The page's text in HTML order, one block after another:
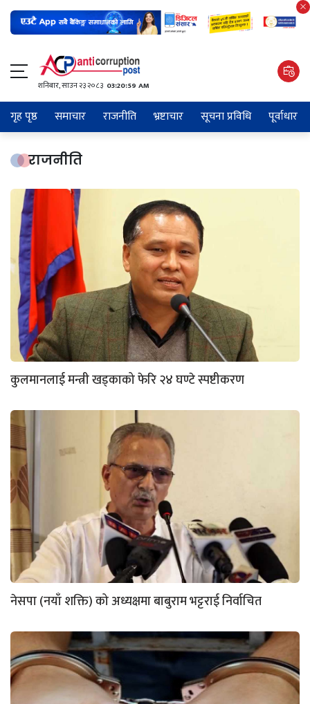
शनिबार, साउन २३ २०८३ 03:21:00 AM
गृह पृष्ठ समाचार राजनीति भ्रष्टाचार सूचना प्रविधि पूर्वाधार
राजनीति
कुलमानलाई मन्त्री खड्काको फेरि २४ घण्टे स्पष्टीकरण
नेसपा (नयाँ शक्ति) को अध्यक्षमा बाबुराम भट्टराई निर्वाचित